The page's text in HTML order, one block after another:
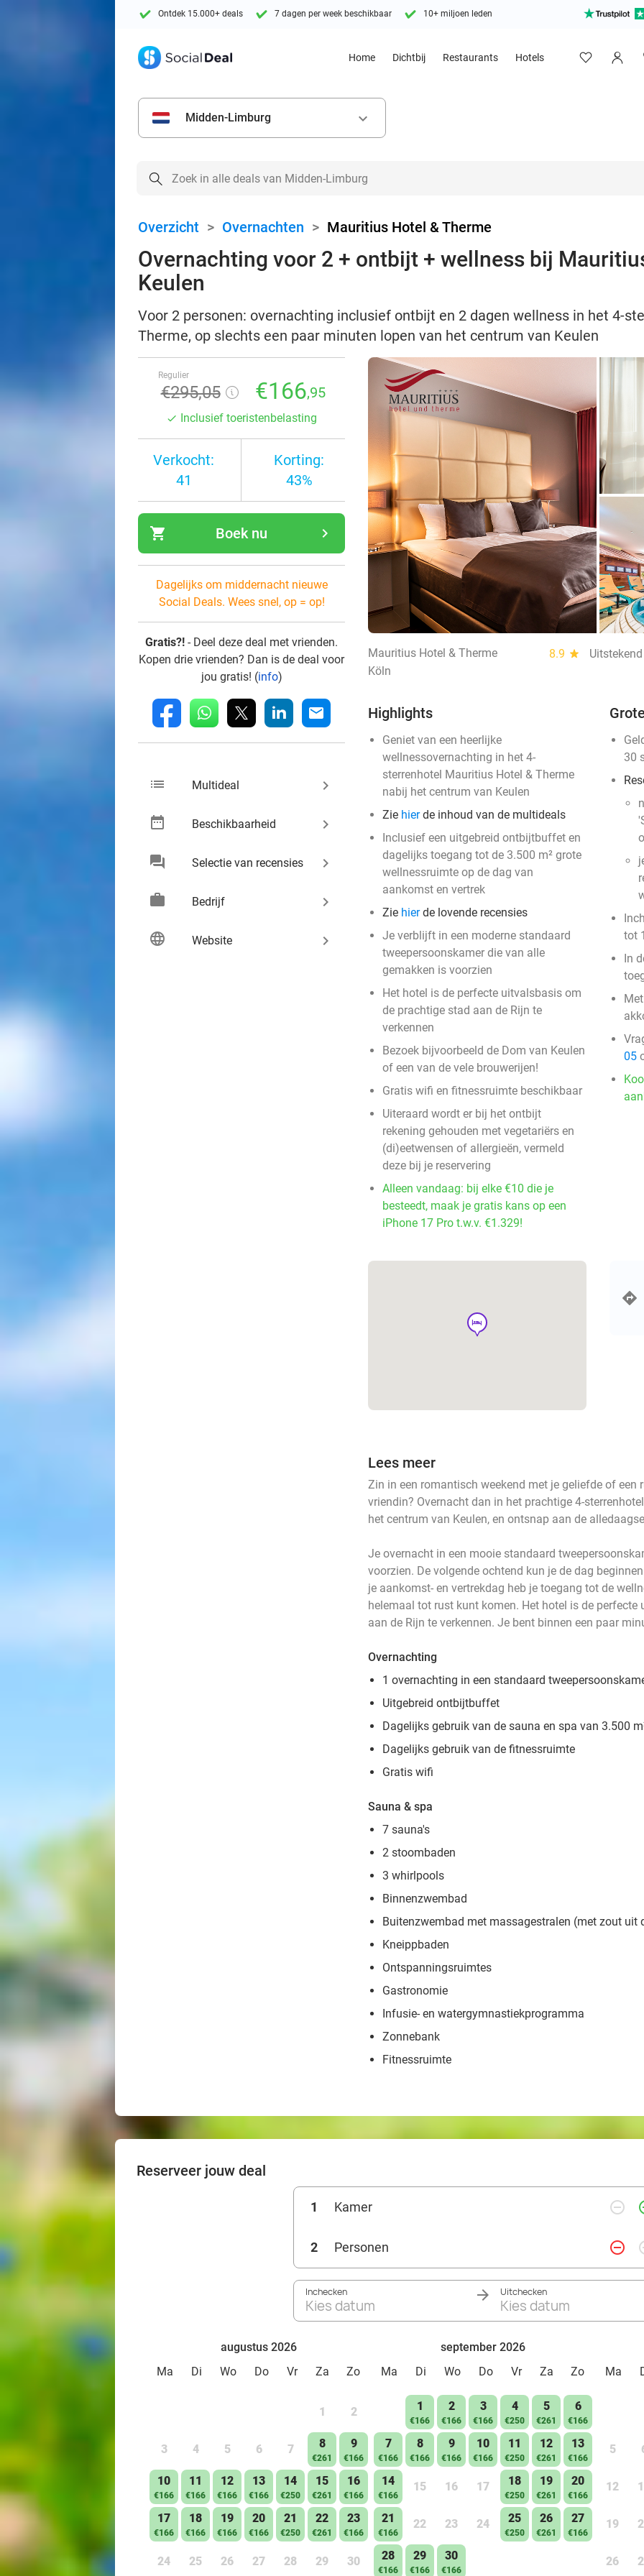
Ontdek 15.000+ deals 7 dagen per week beschikbaar 10+ miljoen leden
Home Dichtbij Restaurants Hotels
Midden-Limburg keyboard_arrow_down
Overzicht > Overnachten > Mauritius Hotel & Therme
Overnachting voor 2 + ontbijt + wellness bij
Keulen
Voor 2 personen: overnachting inclusief ontbijt en 2 dagen wellness in het 4-
Therme, op slechts een paar minuten lopen van het centrum van Keulen
Regulier
€295,05 €166,95
Inclusief toeristenbelasting
Verkocht:
41
Korting:
43%
shopping_cart navigate_next
Boek nu
Dagelijks om middernacht nieuwe
Social Deals. Wees snel, op = op!
Gratis?! - Deel deze deal met vrienden.
Kopen drie vrienden? Dan is de deal voor
jou gratis! (info)
fb whatsapp linkedin mail
list Multideal keyboard_arrow_right
date_range Beschikbaarheid keyboard_arrow_right
chat Selectie van recensies keyboard_arrow_right
work Bedrijf keyboard_arrow_right
language Website keyboard_arrow_right
Mauritius Hotel & Therme 8.9 star
Köln
Highlights
Geniet van een heerlijke
wellnessovernachting in het 4-
sterrenhotel Mauritius Hotel & Therme
nabij het centrum van Keulen
Zie hierde inhoud van de multideals
Inclusief een uitgebreid ontbijtbuffet en
dagelijks toegang tot de 3.500 m² grote
wellnessruimte op de dag van
aankomst en vertrek
Zie hierde lovende recensies
Je verblijft in een moderne standaard
tweepersoonskamer die van alle
gemakken is voorzien
Het hotel is de perfecte uitvalsbasis om
de prachtige stad aan de Rijn te
verkennen
Bezoek bijvoorbeeld de Dom van Keulen
of een van de vele brouwerijen!
Gratis wifi en fitnessruimte beschikbaar
Uiteraard wordt er bij het ontbijt
rekening gehouden met vegetariërs en
(di)eetwensen of allergieën, vermeld
deze bij je reservering
Alleen vandaag: bij elke €10 die je
besteedt, maak je gratis kans op een
iPhone 17 Pro t.w.v. €1.329!
30
tot
In
05
hotel
Lees meer
Zin in een romantisch weekend met je geliefde of een
vriendin? Overnacht dan in het prachtige 4-
het centrum van Keulen, en ontsnap aan de
Je overnacht in een mooie standaard
voorzien. De volgende ochtend kun je de dag
je aankomst- en vertrekdag heb je toegang tot de
helemaal tot rust kunt komen. Het hotel is de
aan de Rijn te verkennen. Je bent binnen een paar
Overnachting
1 overnachting in een standaard
Uitgebreid ontbijtbuffet
Dagelijks gebruik van de sauna en spa van 3.500
Dagelijks gebruik van de fitnessruimte
Gratis wifi
Sauna & spa
7 sauna's
2 stoombaden
3 whirlpools
Binnenzwembad
Buitenzwembad met massagestralen (met zout uit
Kneippbaden
Ontspanningsruimtes
Gastronomie
Infusie- en watergymnastiekprogramma
Zonnebank
Fitnessruimte
Reserveer jouw deal
1 Kamer remove_circle_outline
2 Personen remove_circle_outline
Inchecken
Kies datum
Uitchecken
Kies datum
augustus 2026
Ma
Di Wo Do Vr Za Zo
1 2
3 4 5 6 7 8
€261
9
€166
10
€166
11
€166
12
€166
13
€166
14
€250
15
€261
16
€166
17
€166
18
€166
19
€166
20
€166
21
€250
22
€261
23
€166
24 25 26 27 28 29 30
september 2026
Ma
Di Wo Do Vr Za Zo
1
€166
2
€166
3
€166
4
€250
5
€261
6
€166
7
€166
8
€166
9
€166
10
€166
11
€250
12
€261
13
€166
14
€166
15 16 17 18
€250
19
€261
20
€166
21
€166
22 23 24 25
€250
26
€261
27
€166
28
€166
29
€166
30
€166
Ma
5
12
19
26